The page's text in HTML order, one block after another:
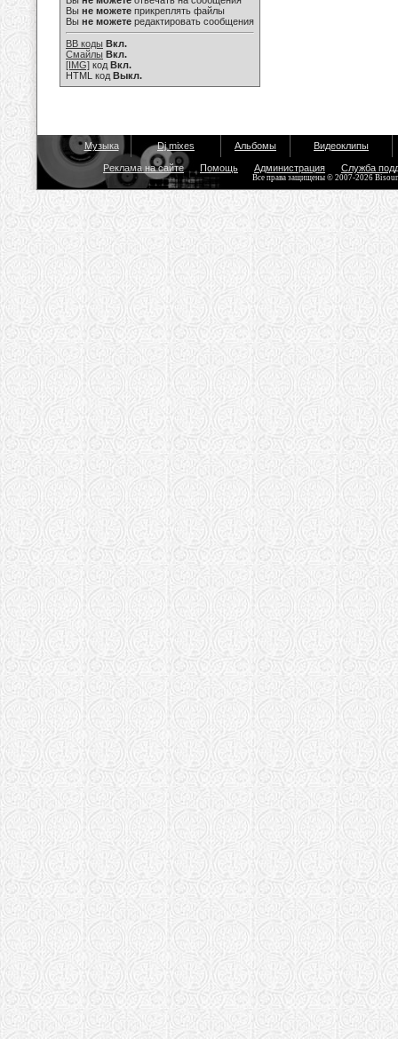
Вы не можете прикреплять файлы
Вы не можете редактировать сообщения
BB коды Вкл.
Смайлы Вкл.
[IMG] код Вкл.
HTML код Выкл.
Музыка Dj mixes Альбомы Видеоклипы
Реклама на сайте Помощь Администрация Служба
Все права защищены © 2007-2026